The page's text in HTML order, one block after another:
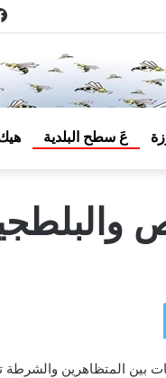
عَ سطح البلدية
بين المتظاهرين والشرطة